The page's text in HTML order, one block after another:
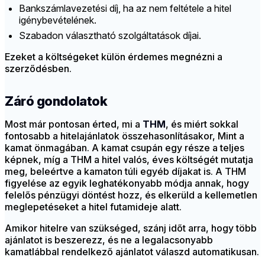
Bankszámlavezetési díj, ha az nem feltétele a hitel
igénybevételének.
Szabadon választható szolgáltatások díjai.
Ezeket a költségeket külön érdemes megnézni a
szerződésben.
Záró gondolatok
Most már pontosan érted, mi a THM, és miért sokkal
fontosabb a hitelajánlatok összehasonlításakor, Mint a
kamat önmagában. A kamat csupán egy része a teljes
képnek, míg a THM a hitel valós, éves költségét mutatja
meg, beleértve a kamaton túli egyéb díjakat is. A THM
figyelése az egyik leghatékonyabb módja annak, hogy
felelős pénzügyi döntést hozz, és elkerüld a kellemetlen
meglepetéseket a hitel futamideje alatt.
Amikor hitelre van szükséged, szánj időt arra, hogy több
ajánlatot is beszerezz, és ne a legalacsonyabb
kamatlábbal rendelkező ajánlatot válaszd automatikusan.